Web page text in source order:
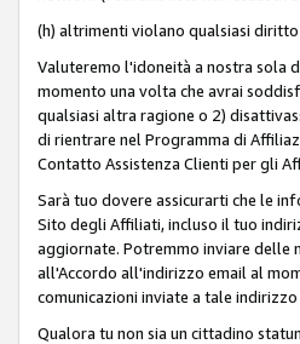
(h) altrimenti violano qualsiasi
Valuteremo l'idoneità a nostra sola
momento una volta che avrai
qualsiasi altra ragione o 2)
di rientrare nel Programma di
Contatto Assistenza Clienti per gli
Sarà tuo dovere assicurarti che le
Sito degli Affiliati, incluso il tuo
aggiornate. Potremmo inviare delle
all'Accordo all'indirizzo email al
comunicazioni inviate a tale
Qualora tu non sia un cittadino